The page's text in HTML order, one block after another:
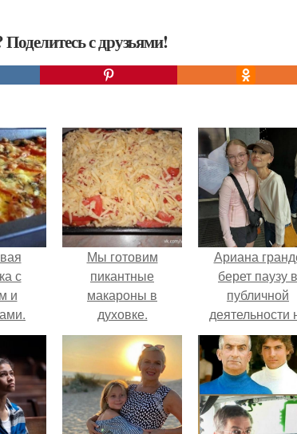
с друзьями!
с
и
Мы готовим
пикантные
макароны в
духовке.
Ариана
берет паузу в
публичной
деятельности
фоне слухов
своем